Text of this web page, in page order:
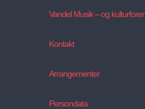
Vandel Musik – og
Kontakt
Arrangementer
Persondata